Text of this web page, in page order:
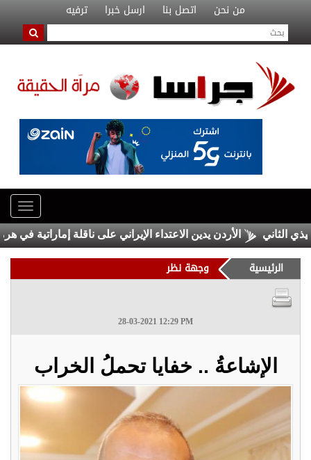
من نحن اتصل بنا ارسل خبرا ترفيه
الأردن يدين الاعتداء الإيراني على ناقلة إماراتية في هرمز
الرئيسية وجهة نظر
28-03-2021 12:29 PM
الإشاعةُ .. خفايا تحملُ الخراب